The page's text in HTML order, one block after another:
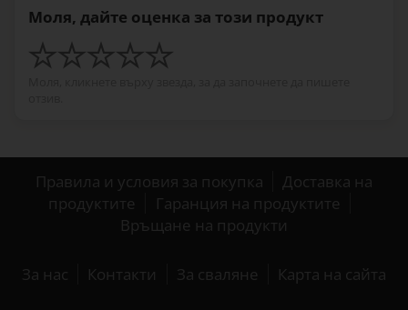
Моля, дайте оценка за този продукт
Правила и условия за покупка
Доставка на
продуктите
Гаранция на продуктите
Връщане на продукти
За нас Контакти За сваляне Карта на сайта